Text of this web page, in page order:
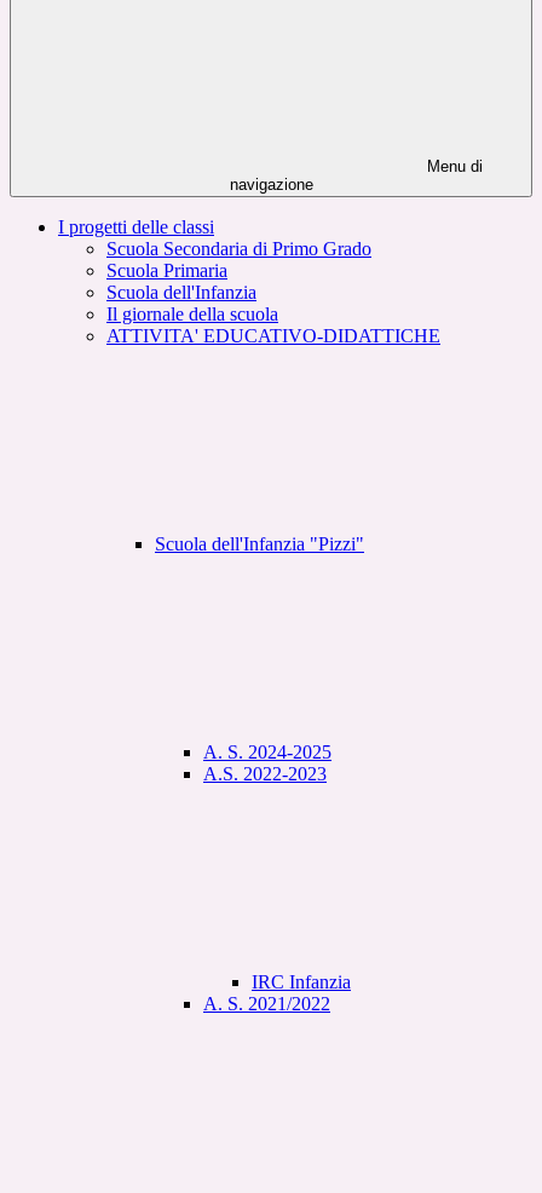
Menu di
navigazione
I progetti delle classi
Scuola Secondaria di Primo Grado
Scuola Primaria
Scuola dell'Infanzia
Il giornale della scuola
ATTIVITA' EDUCATIVO-DIDATTICHE
Scuola dell'Infanzia "Pizzi"
A. S. 2024-2025
A.S. 2022-2023
IRC Infanzia
A. S. 2021/2022